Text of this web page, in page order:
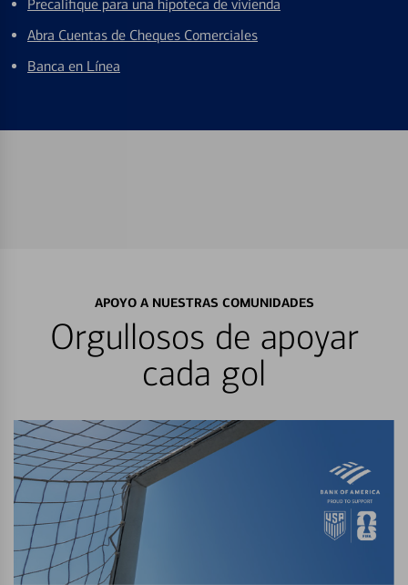
Precalifique para una hipoteca de vivienda
Abra Cuentas de Cheques Comerciales
Banca en Línea
APOYO A NUESTRAS COMUNIDADES
Orgullosos de apoyar
cada gol